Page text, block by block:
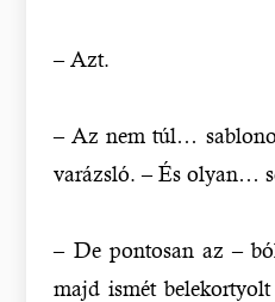
– Azt.
– Az nem túl…
varázsló. – És olyan…
– De pontosan az –
majd ismét